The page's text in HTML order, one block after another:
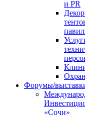
и PR
Форумы/
«Сочи»